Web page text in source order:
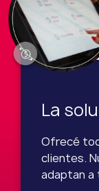
La
Ofrecé
clientes.
adaptan a